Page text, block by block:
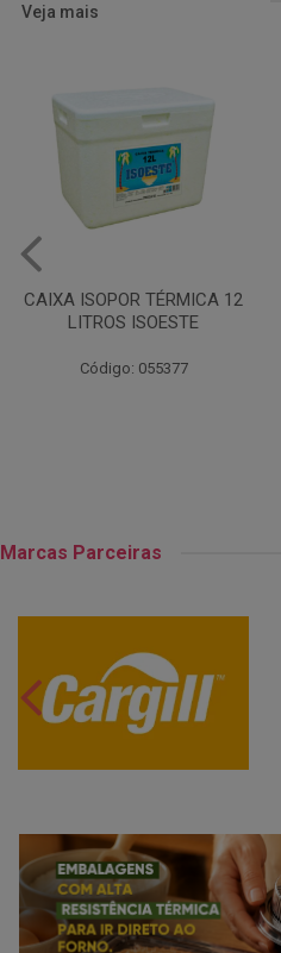
Veja mais
HASHI DE BAMBU 21CM -
C/40 - EMBALAR MAIS
Código: 039966
Marcas Parceiras